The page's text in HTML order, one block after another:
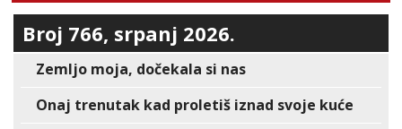
Broj 766, srpanj 2026.
Zemljo moja, dočekala si nas
Onaj trenutak kad proletiš iznad svoje kuće